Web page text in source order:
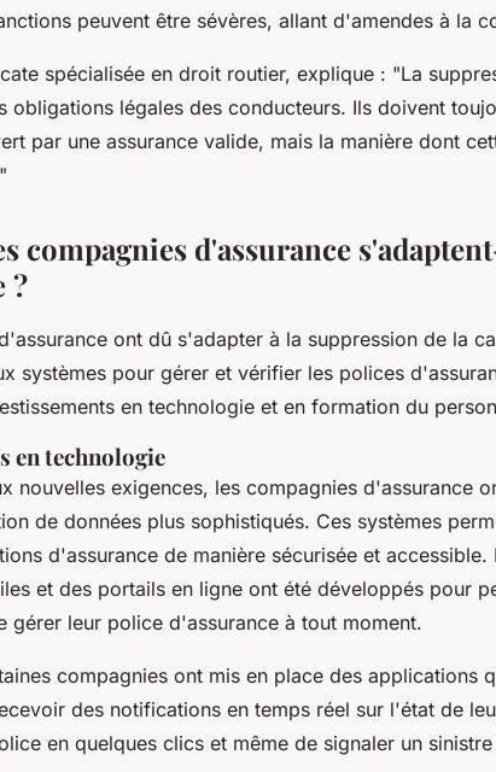
peuvent être sévères, allant d'amendes à la
spécialisée en droit routier, explique : "La
obligations légales des conducteurs. Ils doivent
par une assurance valide, mais la manière dont
compagnies d'assurance
?
ont dû s'adapter à la suppression de la
systèmes pour gérer et vérifier les polices
en technologie et en formation du
en technologie
nouvelles exigences, les compagnies d'assurance
de données plus sophistiqués. Ces systèmes
d'assurance de manière sécurisée et accessible.
et des portails en ligne ont été développés pour
gérer leur police d'assurance à tout moment.
compagnies ont mis en place des applications
des notifications en temps réel sur l'état de
en quelques clics et même de signaler un